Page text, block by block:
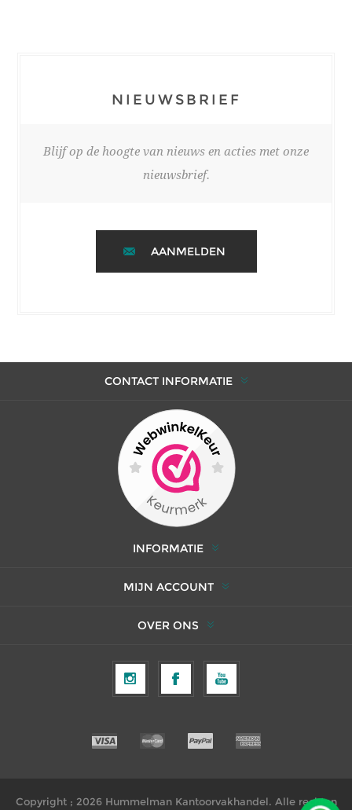
NIEUWSBRIEF
Blijf op de hoogte van nieuws en acties met onze
nieuwsbrief.
AANMELDEN
CONTACT INFORMATIE
INFORMATIE
MIJN ACCOUNT
OVER ONS
Copyright ; 2026 Hummelman Kantoorvakhandel. Alle rechten